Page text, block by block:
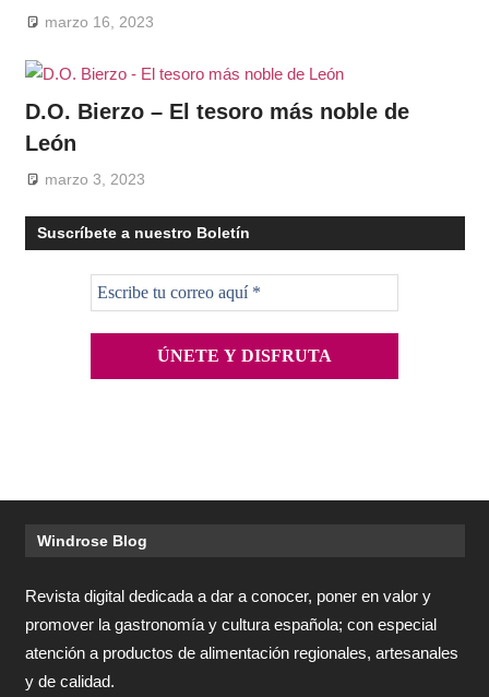
marzo 16, 2023
D.O. Bierzo – El tesoro más noble de
León
marzo 3, 2023
Suscríbete a nuestro Boletín
Windrose Blog
Revista digital dedicada a dar a conocer, poner en valor y
promover la gastronomía y cultura española; con especial
atención a productos de alimentación regionales, artesanales
y de calidad.